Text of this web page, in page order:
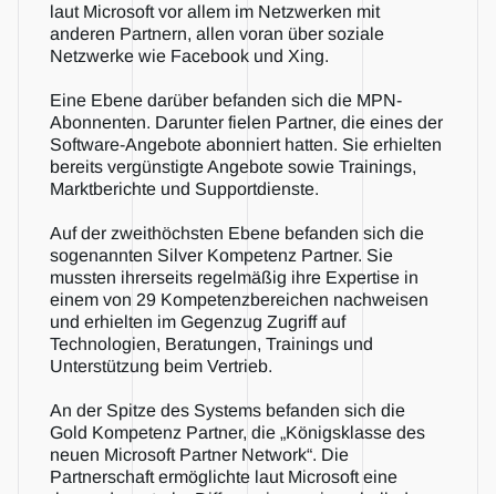
laut Microsoft vor allem im Netzwerken mit
anderen Partnern, allen voran über soziale
Netzwerke wie Facebook und Xing.
Eine Ebene darüber befanden sich die MPN-
Abonnenten. Darunter fielen Partner, die eines der
Software-Angebote abonniert hatten. Sie erhielten
bereits vergünstigte Angebote sowie Trainings,
Marktberichte und Supportdienste.
Auf der zweithöchsten Ebene befanden sich die
sogenannten Silver Kompetenz Partner. Sie
mussten ihrerseits regelmäßig ihre Expertise in
einem von 29 Kompetenzbereichen nachweisen
und erhielten im Gegenzug Zugriff auf
Technologien, Beratungen, Trainings und
Unterstützung beim Vertrieb.
An der Spitze des Systems befanden sich die
Gold Kompetenz Partner, die „Königsklasse des
neuen Microsoft Partner Network“. Die
Partnerschaft ermöglichte laut Microsoft eine